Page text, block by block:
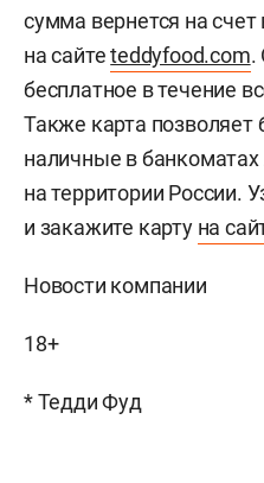
сумма вернется на
на сайтеteddyfood.com.
бесплатное в течение
Также карта позволяет
наличные в
на территории России.
и закажите карту на
Новости компании
18+
* Тедди Фуд